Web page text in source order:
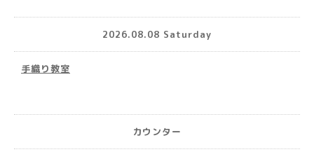
2026.08.08 Saturday
手織り教室
カウンター